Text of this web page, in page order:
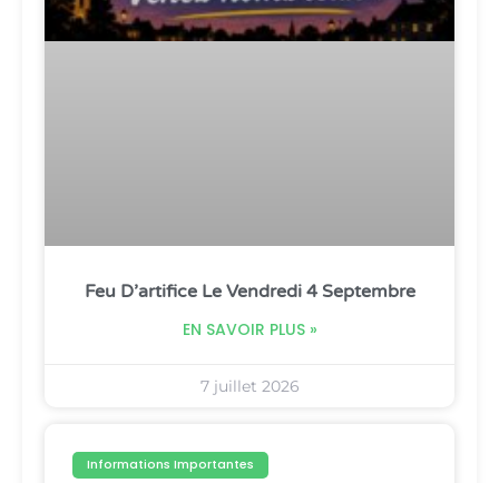
Feu D’artifice Le Vendredi 4 Septembre
EN SAVOIR PLUS »
7 juillet 2026
Informations Importantes